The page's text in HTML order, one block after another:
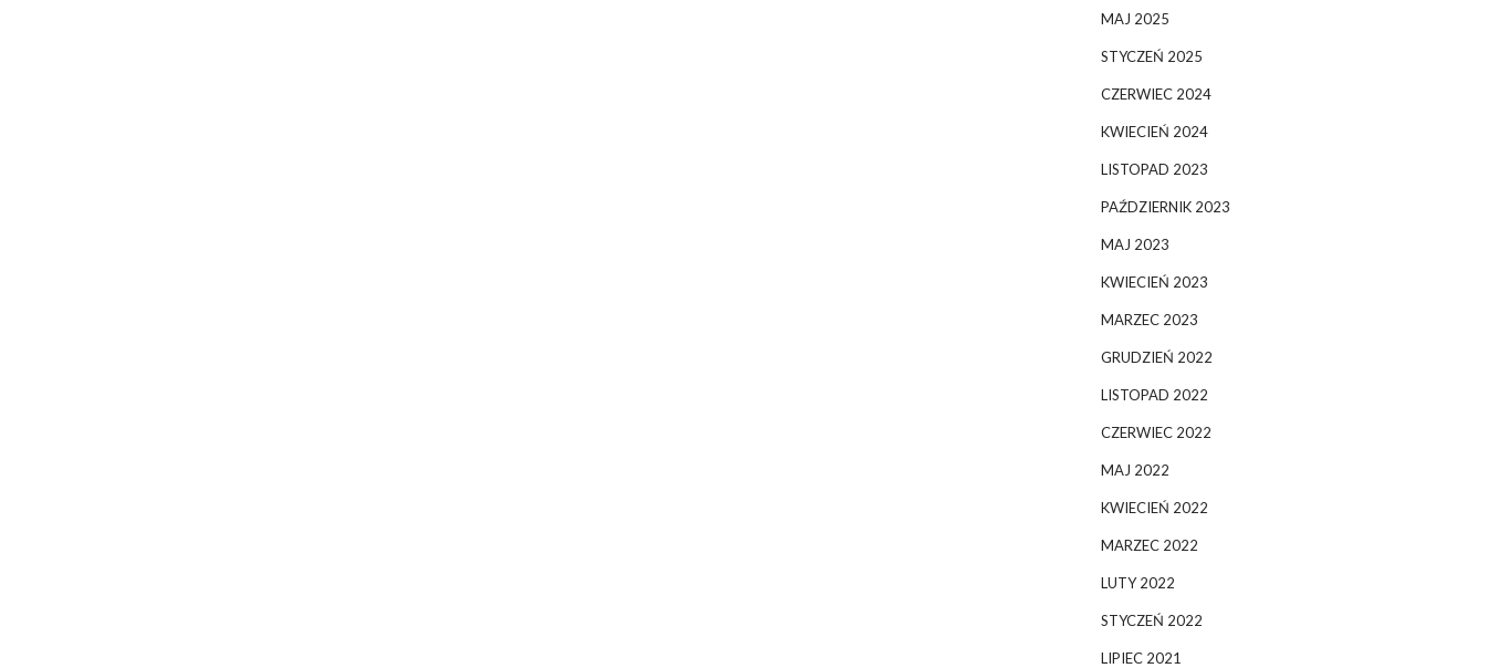
MAJ 2025
STYCZEŃ 2025
CZERWIEC 2024
KWIECIEŃ 2024
LISTOPAD 2023
PAŹDZIERNIK 2023
MAJ 2023
KWIECIEŃ 2023
MARZEC 2023
GRUDZIEŃ 2022
LISTOPAD 2022
CZERWIEC 2022
MAJ 2022
KWIECIEŃ 2022
MARZEC 2022
LUTY 2022
STYCZEŃ 2022
LIPIEC 2021